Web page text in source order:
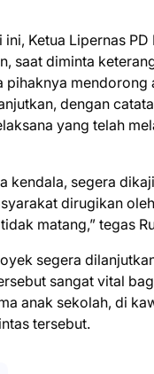
Ketua Lipernas
saat diminta
pihaknya mendorong
dengan
yang telah
kendala, segera
dirugikan oleh
matang,” tegas
segera
sangat vital
anak sekolah, di
tersebut.